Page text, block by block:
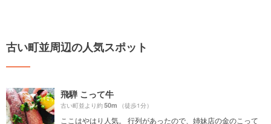
古い町並周辺の人気スポット
飛騨 こって牛
古い町並より約50m （徒歩1分）
ここはやはり人気。 行列があったので、姉妹店の金のこって